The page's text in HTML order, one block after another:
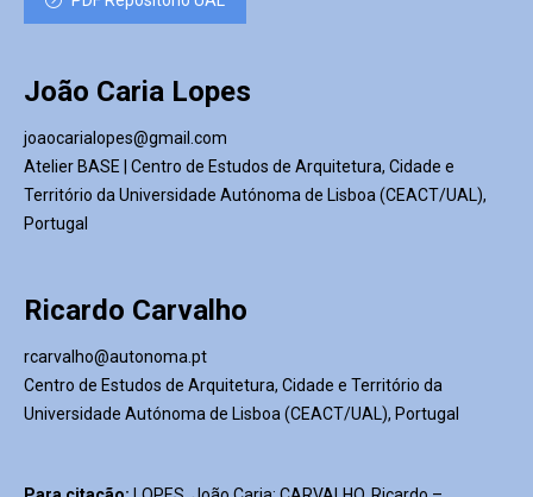
João Caria Lopes
joaocarialopes@gmail.com
Atelier BASE | Centro de Estudos de Arquitetura, Cidade e
Território da Universidade Autónoma de Lisboa (CEACT/UAL),
Portugal
Ricardo Carvalho
rcarvalho@autonoma.pt
Centro de Estudos de Arquitetura, Cidade e Território da
Universidade Autónoma de Lisboa (CEACT/UAL), Portugal